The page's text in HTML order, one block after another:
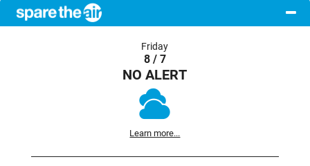
Friday
8 / 7
NO ALERT
Learn more...